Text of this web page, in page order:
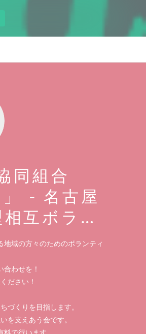
同組合
」 - 名古屋
相互ボラ…
域の方々のためのボランティ
わせを！
ださい！
くりを目指します。
を支えあう会です。
で行います。